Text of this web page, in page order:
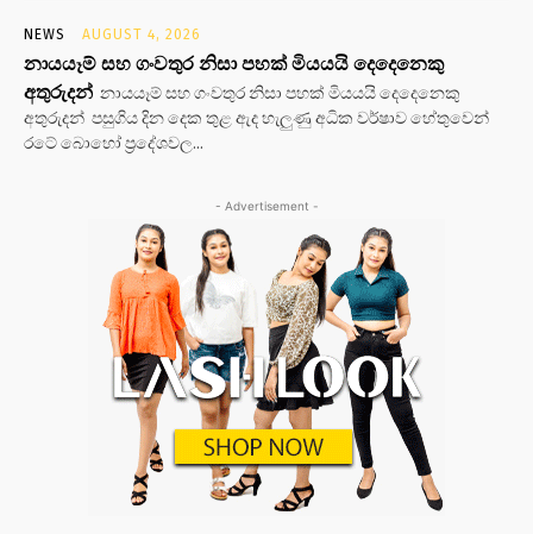
NEWS AUGUST 4, 2026
නායයෑම් සහ ගංවතුර නිසා පහක් මියයයි දෙදෙනෙකු
අතුරුදන් නායයෑම් සහ ගංවතුර නිසා පහක් මියයයි දෙදෙනෙකු
අතුරුදන් පසුගිය දින දෙක තුළ ඇද හැලුණු අධික වර්ෂාව හේතුවෙන්
රටේ බොහෝ ප්‍රදේශවල...
- Advertisement -